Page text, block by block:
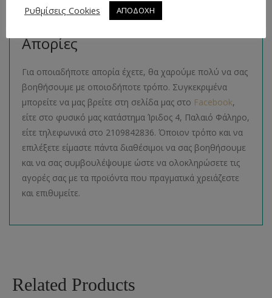
Τρόποι Επικοινωνίας και
Απορίες
Για οποιαδήποτε απορία έχετε, θα χαρούμε πολύ να σας
βοηθήσουμε με οποιοδήποτε τρόπο. Συγκεκριμένα
μπορείτε να μας βρείτε στη σελίδα μας στο Facebook,
είτε στο φυσικό μας κατάστημα Ίριδος 4, Παλαιό Φάληρο,
είτε τηλεφωνικά στο 2109842836. Όποιον τρόπο και να
επιλέξετε είμαστε πάντα διαθέσιμοι να σας βοηθήσουμε
και να σας συμβουλέψουμε ώστε να ολοκληρώσετε τις
αγορές σας με τα προϊόντα που πραγματικά χρειάζεστε
και επιθυμείτε.
Related Products
Ρυθμίσεις Cookies
ΑΠΟΔΟΧΗ